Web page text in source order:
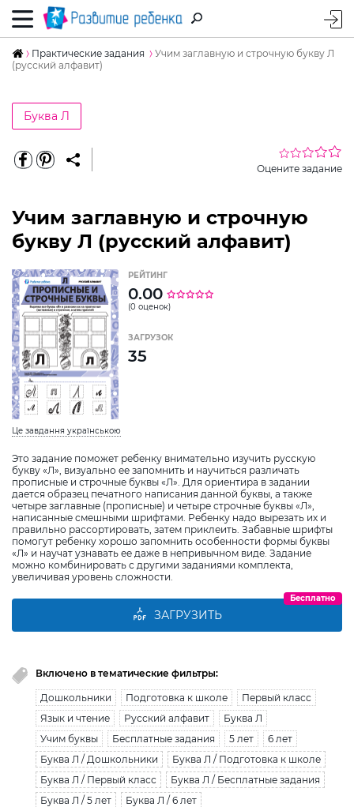
Практические задания
Учим заглавную и строчную букву Л
(русский алфавит)
Буква Л
Оцените задание
Учим заглавную и строчную
букву Л (русский алфавит)
Це завдання українською
Это задание поможет ребенку внимательно изучить русскую
букву «Л», визуально ее запомнить и научиться различать
прописные и строчные буквы «Л». Для ориентира в задании
дается образец печатного написания данной буквы, а также
четыре заглавные (прописные) и четыре строчные буквы «Л»,
написанные смешными шрифтами. Ребенку надо вырезать их и
правильно рассортировать, затем приклеить. Забавные шрифты
помогут ребенку хорошо запомнить особенности формы буквы
«Л» и научат узнавать ее даже в непривычном виде. Задание
можно комбинировать с другими заданиями комплекта,
увеличивая уровень сложности.
РЕЙТИНГ
0.00
(0 оценок)
ЗАГРУЗОК
35
ЗАГРУЗИТЬ
Бесплатно
Включено в тематические фильтры:
Дошкольники Подготовка к школе
Первый класс
Язык и чтение
Русский алфавит
Буква Л
Учим буквы
Бесплатные задания 5 лет
6 лет
Буква Л / Дошкольники
Буква Л / Подготовка к школе
Буква Л / Первый класс
Буква Л / Бесплатные задания
Буква Л / 5 лет
Буква Л / 6 лет